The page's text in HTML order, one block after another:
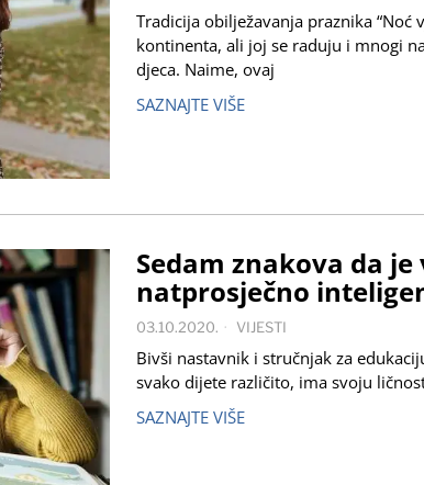
Tradicija obilježavanja praznika “Noć
kontinenta, ali joj se raduju i mnogi
djeca. Naime, ovaj
SAZNAJTE VIŠE
Sedam znakova da
natprosječno
03.10.2020. VIJESTI
Bivši nastavnik i stručnjak za
svako dijete različito, ima svoju
SAZNAJTE VIŠE